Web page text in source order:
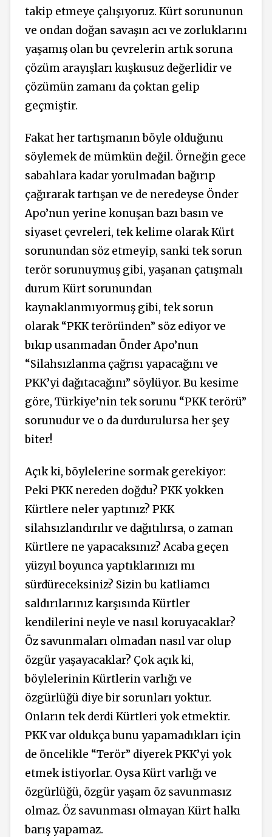
takip etmeye çalışıyoruz. Kürt sorununun
ve ondan doğan savaşın acı ve zorluklarını
yaşamış olan bu çevrelerin artık soruna
çözüm arayışları kuşkusuz değerlidir ve
çözümün zamanı da çoktan gelip
geçmiştir.
Fakat her tartışmanın böyle olduğunu
söylemek de mümkün değil. Örneğin gece
sabahlara kadar yorulmadan bağırıp
çağırarak tartışan ve de neredeyse Önder
Apo’nun yerine konuşan bazı basın ve
siyaset çevreleri, tek kelime olarak Kürt
sorunundan söz etmeyip, sanki tek sorun
terör sorunuymuş gibi, yaşanan çatışmalı
durum Kürt sorunundan
kaynaklanmıyormuş gibi, tek sorun
olarak “PKK teröründen” söz ediyor ve
bıkıp usanmadan Önder Apo’nun
“Silahsızlanma çağrısı yapacağını ve
PKK’yi dağıtacağını” söylüyor. Bu kesime
göre, Türkiye’nin tek sorunu “PKK terörü”
sorunudur ve o da durdurulursa her şey
biter!
Açık ki, böylelerine sormak gerekiyor:
Peki PKK nereden doğdu? PKK yokken
Kürtlere neler yaptınız? PKK
silahsızlandırılır ve dağıtılırsa, o zaman
Kürtlere ne yapacaksınız? Acaba geçen
yüzyıl boyunca yaptıklarınızı mı
sürdüreceksiniz? Sizin bu katliamcı
saldırılarınız karşısında Kürtler
kendilerini neyle ve nasıl koruyacaklar?
Öz savunmaları olmadan nasıl var olup
özgür yaşayacaklar? Çok açık ki,
böylelerinin Kürtlerin varlığı ve
özgürlüğü diye bir sorunları yoktur.
Onların tek derdi Kürtleri yok etmektir.
PKK var oldukça bunu yapamadıkları için
de öncelikle “Terör” diyerek PKK’yi yok
etmek istiyorlar. Oysa Kürt varlığı ve
özgürlüğü, özgür yaşam öz savunmasız
olmaz. Öz savunması olmayan Kürt halkı
barış yapamaz.